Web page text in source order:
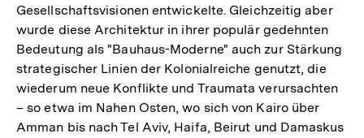
Gesellschaftsvisionen entwickelte. Gleichzeitig aber
wurde diese Architektur in ihrer populär gedehnten
Bedeutung als "Bauhaus-Moderne" auch zur Stärkung
strategischer Linien der Kolonialreiche genutzt, die
wiederum neue Konflikte und Traumata verursachten
– so etwa im Nahen Osten, wo sich von Kairo über
Amman bis nach Tel Aviv, Haifa, Beirut und Damaskus